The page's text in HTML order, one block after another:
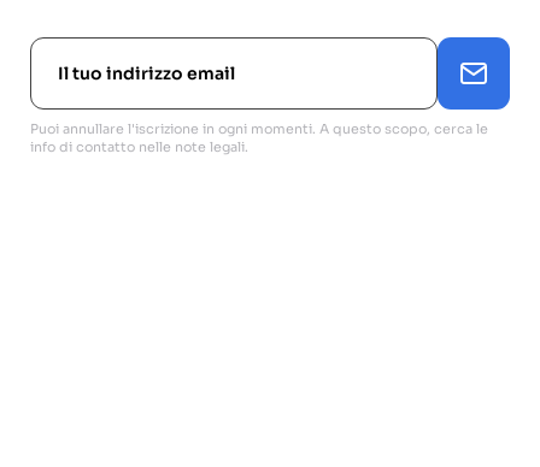
Puoi annullare l'iscrizione in ogni momenti. A questo scopo, cerca le
info di contatto nelle note legali.